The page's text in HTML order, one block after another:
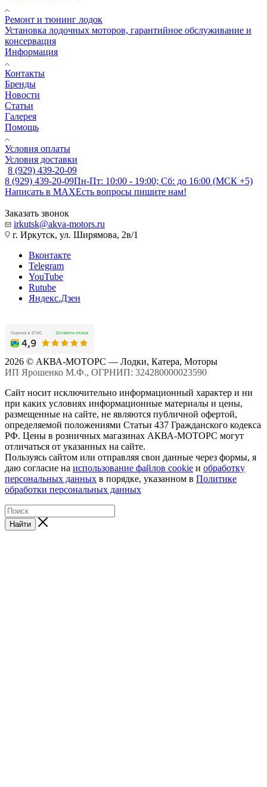
Ремонт и тюнинг лодок
Установка лодочных моторов, гарантийное обслуживание и
консервация
Информация
Контакты
Бренды
Новости
Статьи
Галерея
Помощь
Условия оплаты
Условия доставки
8 (929) 439-20-09
8 (929) 439-20-09Пн-Пт: 10:00 - 19:00; Сб: до 16:00 (МСК +5)
Написать в MAXЕсть вопросы пишите нам!
Заказать звонок
irkutsk@akva-motors.ru
г. Иркутск, ул. Ширямова, 2в/1
Вконтакте
Telegram
YouTube
Rutube
Яндекс.Дзен
2026 © АКВА-МОТОРС — Лодки, Катера, Моторы
ИП Ярошенко М.Ф., ОГРНИП: 324280000023590
Сайт носит исключительно информационный характер и ни
при каких условиях информационные материалы и цены,
размещенные на сайте, не являются публичной офертой,
определяемой положениями Статьи 437 Гражданского кодекса
РФ. Цены в розничных магазинах АКВА-МОТОРС могут
отличаться от указанных на сайте.
Пользуясь сайтом или отправляя свои данные через формы, я
даю согласие на использование файлов cookie и обработку
персональных данных в порядке, указанном в Политике
обработки персональных данных
Найти